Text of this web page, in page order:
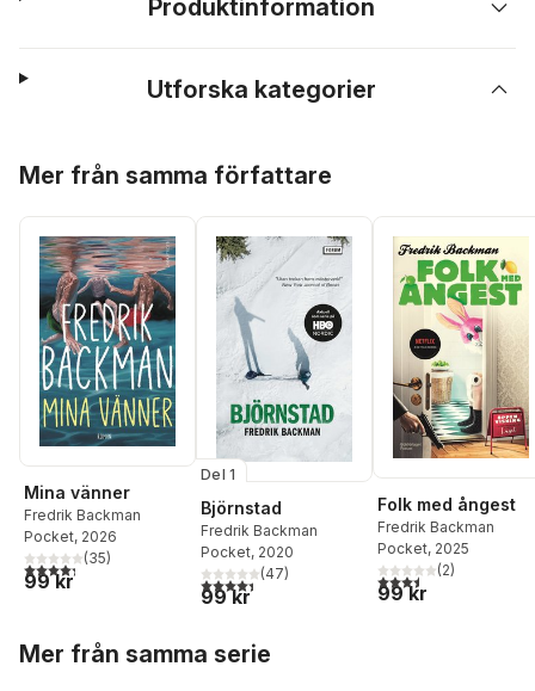
Produktinformation
Utforska kategorier
Mer från samma författare
Mina vänner
Fredrik Backman
Pocket, 2026
4,3utav 5 stjärnor. Totalt antal röster:
(35)
99 kr
Del 1
Björnstad
Fredrik Backman
Pocket, 2020
4,4utav 5 stjärnor. Totalt antal röster:
(47)
99 kr
Folk med ångest
Fredrik Backman
Pocket, 2025
3,5utav 5 stjärnor.
(2)
99 kr
Mer från samma serie